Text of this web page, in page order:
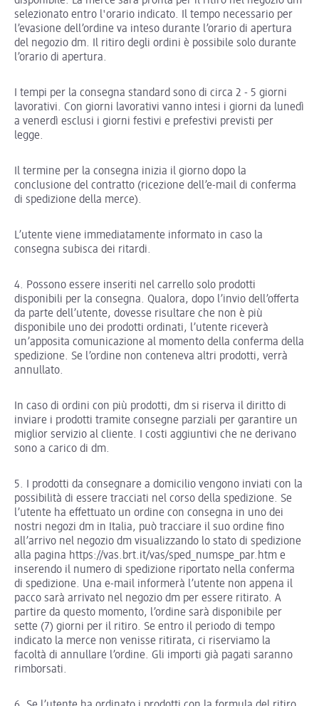
selezionato entro l'orario indicato. Il tempo necessario per
l’evasione dell’ordine va inteso durante l’orario di apertura
del negozio dm. Il ritiro degli ordini è possibile solo durante
l’orario di apertura.
I tempi per la consegna standard sono di circa 2 - 5 giorni
lavorativi. Con giorni lavorativi vanno intesi i giorni da lunedì
a venerdì esclusi i giorni festivi e prefestivi previsti per
legge.
Il termine per la consegna inizia il giorno dopo la
conclusione del contratto (ricezione dell’e-mail di conferma
di spedizione della merce).
L’utente viene immediatamente informato in caso la
consegna subisca dei ritardi.
4. Possono essere inseriti nel carrello solo prodotti
disponibili per la consegna. Qualora, dopo l’invio dell’offerta
da parte dell’utente, dovesse risultare che non è più
disponibile uno dei prodotti ordinati, l’utente riceverà
un’apposita comunicazione al momento della conferma della
spedizione. Se l’ordine non conteneva altri prodotti, verrà
annullato.
In caso di ordini con più prodotti, dm si riserva il diritto di
inviare i prodotti tramite consegne parziali per garantire un
miglior servizio al cliente. I costi aggiuntivi che ne derivano
sono a carico di dm.
5. I prodotti da consegnare a domicilio vengono inviati con la
possibilità di essere tracciati nel corso della spedizione. Se
l’utente ha effettuato un ordine con consegna in uno dei
nostri negozi dm in Italia, può tracciare il suo ordine fino
all’arrivo nel negozio dm visualizzando lo stato di spedizione
alla pagina https://vas.brt.it/vas/sped_numspe_par.htm e
inserendo il numero di spedizione riportato nella conferma
di spedizione. Una e-mail informerà l’utente non appena il
pacco sarà arrivato nel negozio dm per essere ritirato. A
partire da questo momento, l’ordine sarà disponibile per
sette (7) giorni per il ritiro. Se entro il periodo di tempo
indicato la merce non venisse ritirata, ci riserviamo la
facoltà di annullare l’ordine. Gli importi già pagati saranno
rimborsati.